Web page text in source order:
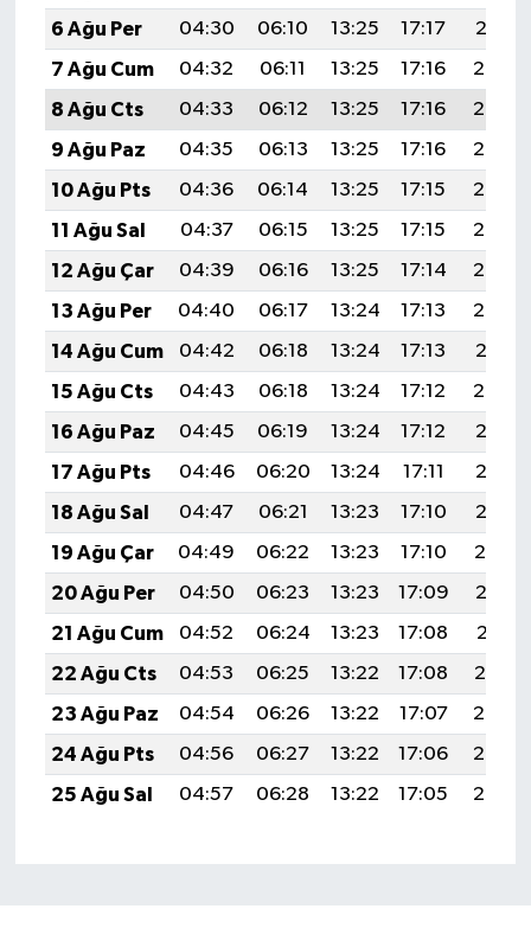
6 Ağu Per
04:30 06:10 13:25 17:17
20:31
7 Ağu Cum
04:32 06:11 13:25 17:16
20:30
8 Ağu Cts
04:33 06:12 13:25 17:16
20:29
9 Ağu Paz
04:35 06:13 13:25 17:16
20:27
10 Ağu Pts
04:36 06:14 13:25 17:15
20:26
11 Ağu Sal
04:37 06:15 13:25 17:15
20:25
12 Ağu Çar
04:39 06:16 13:25 17:14
20:24
13 Ağu Per
04:40 06:17 13:24 17:13
20:22
14 Ağu Cum
04:42 06:18 13:24 17:13
20:21
15 Ağu Cts
04:43 06:18 13:24 17:12
20:20
16 Ağu Paz
04:45 06:19 13:24 17:12
20:18
17 Ağu Pts
04:46 06:20 13:24 17:11
20:17
18 Ağu Sal
04:47 06:21 13:23 17:10
20:15
19 Ağu Çar
04:49 06:22 13:23 17:10
20:14
20 Ağu Per
04:50 06:23 13:23 17:09
20:13
21 Ağu Cum
04:52 06:24 13:23 17:08
20:11
22 Ağu Cts
04:53 06:25 13:22 17:08
20:10
23 Ağu Paz
04:54 06:26 13:22 17:07
20:08
24 Ağu Pts
04:56 06:27 13:22 17:06
20:07
25 Ağu Sal
04:57 06:28 13:22 17:05 20:05